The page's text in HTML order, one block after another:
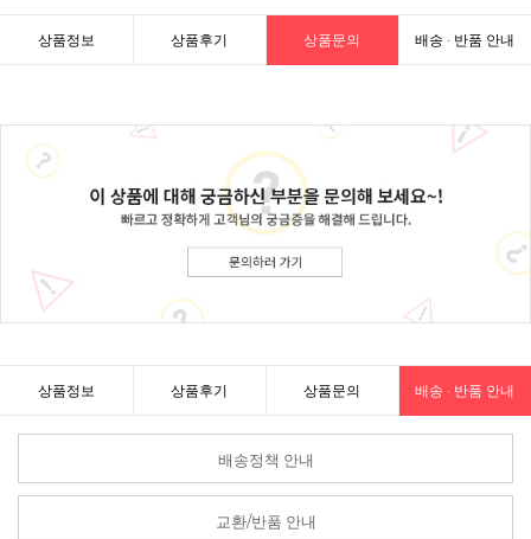
상품정보 상품후기 상품문의 배송 · 반품 안내
상품정보 상품후기 상품문의 배송 · 반품 안내
배송정책 안내
교환/반품 안내